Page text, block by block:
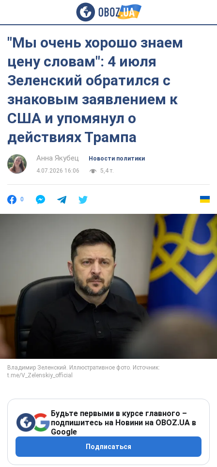
"Мы очень хорошо знаем
цену словам": 4 июля
Зеленский обратился с
знаковым заявлением к
США и упомянул о
действиях Трампа
Анна Якубец
Новости политики
4.07.2026 16:06
5,4 т.
0
Будьте первыми в курсе главного –
подпишитесь на Новини на OBOZ.UA в
Google
Подписаться